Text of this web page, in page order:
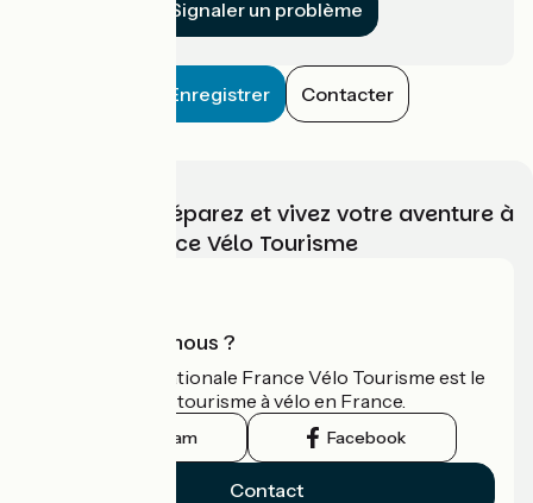
Signaler un problème
Enregistrer Contacter
Choisissez, préparez et vivez votre aventure à
vélo avec France Vélo Tourisme
Qui sommes-nous ?
L'association nationale France Vélo Tourisme est le
guide officiel du tourisme à vélo en France.
Instagram Facebook
Contact